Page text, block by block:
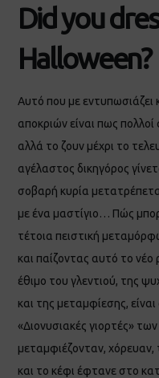
Did you
Halloween?
Αυτό που με
αποκριών είναι πως
αλλά το ζουν μέχρι το
αγέλαστος δικηγόρος
σοβαρή κυρία
με ένα μαστίγιο… Πώς
τέτοια πειστική
και παίζοντας αυτό το νέο
έθιμο του γλεντιού, της
και της μεταμφίεσης,
«Διονυσιακές γιορτές»
μεταμφιέζονταν,
και το κέφι έφτανε στο